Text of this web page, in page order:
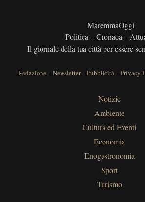
MaremmaOggi
Politica – Cronaca –
Il giornale della tua città per essere
Redazione –Newsletter–Pubblicità–Privacy
Notizie
Ambiente
Cultura ed Eventi
Economia
Enogastronomia
Sport
Turismo